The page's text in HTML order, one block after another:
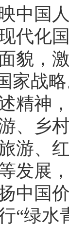
中国
代化
貌，
家战
精神
、乡
游、
发展
中国
“绿水